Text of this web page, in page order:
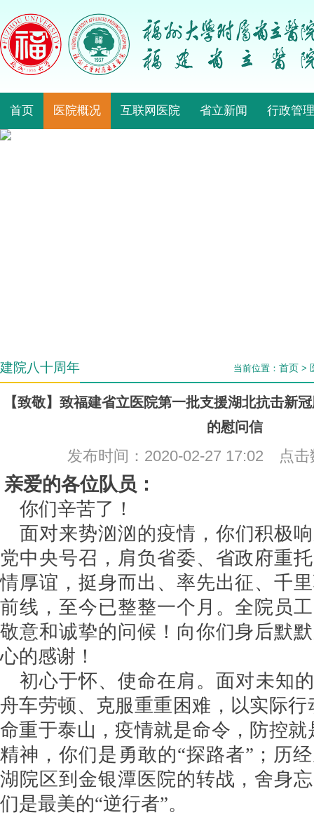
首页 医院概况 互联网医院 省立新闻 行政管理
建院八十周年 当前位置： 首页 >
【致敬】致福建省立医院第一批支援湖北抗击新
的慰问信
发布时间：2020-02-27 17:02 点击
亲爱的各位队员：
你们辛苦了！
面对来势汹汹的疫情，你们积极
党中央号召，肩负省委、省政府重
情厚谊，挺身而出、率先出征、千
前线，至今已整整一个月。全院员
敬意和诚挚的问候！向你们身后默
心的感谢！
初心于怀、使命在肩。面对未知
舟车劳顿、克服重重困难，以实际行
命重于泰山，疫情就是命令，防控就
精神，你们是勇敢的“探路者”；历
湖院区到金银潭医院的转战，舍身
们是最美的“逆行者”。